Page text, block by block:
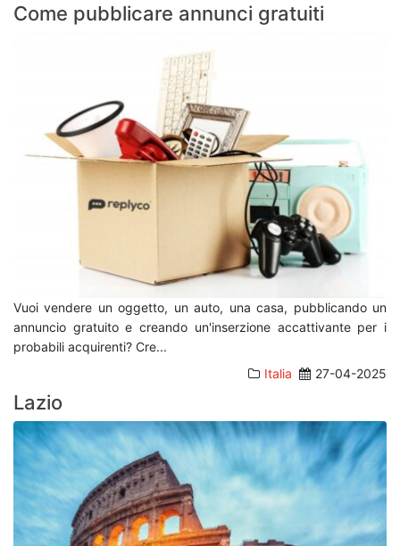
Come pubblicare annunci gratuiti
Vuoi vendere un oggetto, un auto, una casa, pubblicando un
annuncio gratuito e creando un'inserzione accattivante per i
probabili acquirenti? Cre...
Italia
27-04-2025
Lazio